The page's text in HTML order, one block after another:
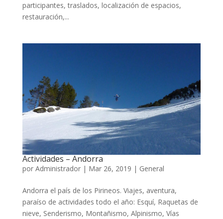
participantes, traslados, localización de espacios,
restauración,...
Actividades – Andorra
por Administrador| Mar 26, 2019 | General
Andorra el país de los Pirineos. Viajes, aventura,
paraíso de actividades todo el año: Esquí, Raquetas de
nieve, Senderismo, Montañismo, Alpinismo, Vías